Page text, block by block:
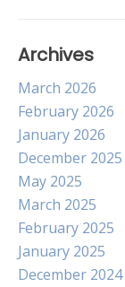
Archives
March 2026
February 2026
January 2026
December 2025
May 2025
March 2025
February 2025
January 2025
December 2024